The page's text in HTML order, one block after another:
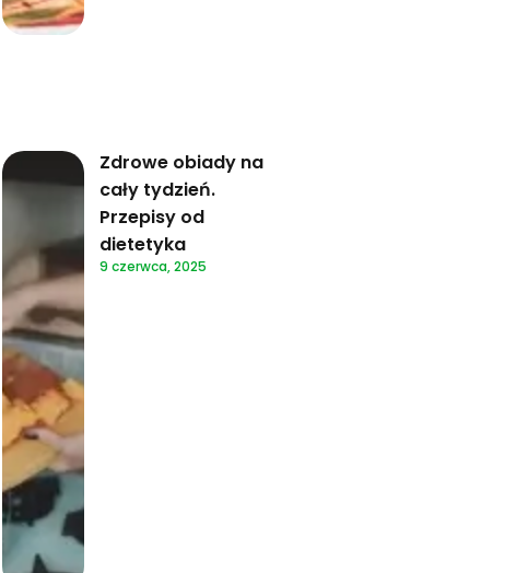
Zdrowe obiady na
cały tydzień.
Przepisy od
dietetyka
9 czerwca, 2025